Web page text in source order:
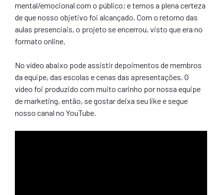
mental/emocional com o público; e temos a plena certeza
de que nosso objetivo foi alcançado. Com o retorno das
aulas presenciais, o projeto se encerrou, visto que era no
formato online.
No vídeo abaixo pode assistir depoimentos de membros
da equipe, das escolas e cenas das apresentações. O
vídeo foi produzido com muito carinho por nossa equipe
de marketing, então, se gostar deixa seu like e segue
nosso canal no YouTube.